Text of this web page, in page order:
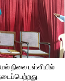
நிலை பள்ளியில்